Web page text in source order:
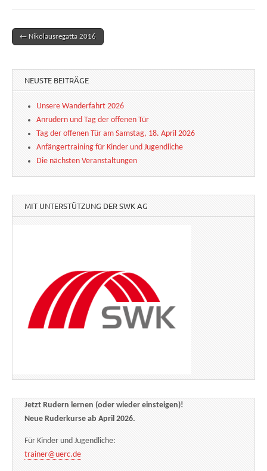
Post navigation
← Nikolausregatta 2016
NEUSTE BEITRÄGE
Unsere Wanderfahrt 2026
Anrudern und Tag der offenen Tür
Tag der offenen Tür am Samstag, 18. April 2026
Anfängertraining für Kinder und Jugendliche
Die nächsten Veranstaltungen
MIT UNTERSTÜTZUNG DER SWK AG
Jetzt Rudern lernen (oder wieder einsteigen)!
Neue Ruderkurse ab April 2026.
Für Kinder und Jugendliche:
trainer@uerc.de